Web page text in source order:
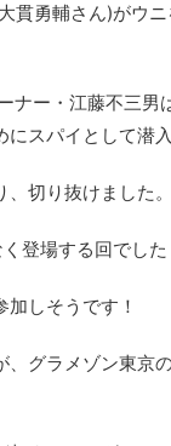
貫勇輔さん)がウ
ナー・江藤不三男
スパイとして潜
切り抜けました。
登場する回でした
しそうです！
グラメゾン東京